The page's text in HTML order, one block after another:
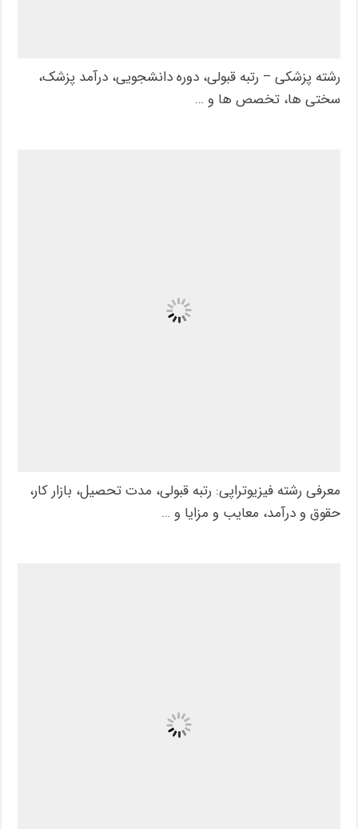
رشته پزشکی – رتبه قبولی، دوره دانشجویی، درآمد پزشک،
سختی ها، تخصص ها و …
معرفی رشته فیزیوتراپی: رتبه قبولی، مدت تحصیل، بازار کار،
حقوق و درآمد، معایب و مزایا و …